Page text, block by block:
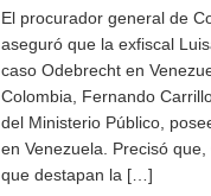
El procurador general de
aseguró que la exfiscal
caso Odebrecht en
Colombia, Fernando
del Ministerio Público,
en Venezuela. Precisó
que destapan la […]